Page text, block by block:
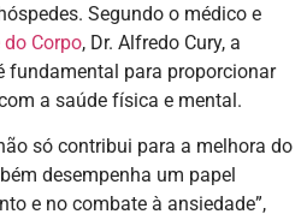
Segundo o médico e
do Corpo, Dr. Alfredo Cury, a
fundamental para proporcionar
a saúde física e mental.
só contribui para a melhora do
desempenha um papel
e no combate à ansiedade”,